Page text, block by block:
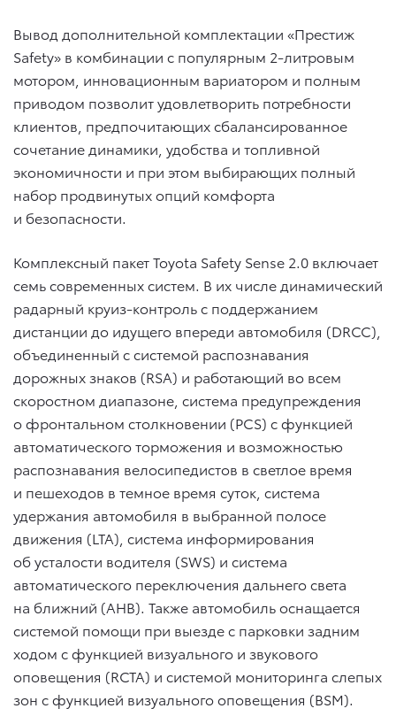
Вывод дополнительной комплектации «Престиж
Safety» в комбинации с популярным 2-литровым
мотором, инновационным вариатором и полным
приводом позволит удовлетворить потребности
клиентов, предпочитающих сбалансированное
сочетание динамики, удобства и топливной
экономичности и при этом выбирающих полный
набор продвинутых опций комфорта
и безопасности.
Комплексный пакет Toyota Safety Sense 2.0 включает
семь современных систем. В их числе динамический
радарный круиз-контроль с поддержанием
дистанции до идущего впереди автомобиля (DRCC),
объединенный с системой распознавания
дорожных знаков (RSA) и работающий во всем
скоростном диапазоне, система предупреждения
о фронтальном столкновении (PCS) с функцией
автоматического торможения и возможностью
распознавания велосипедистов в светлое время
и пешеходов в темное время суток, система
удержания автомобиля в выбранной полосе
движения (LTA), система информирования
об усталости водителя (SWS) и система
автоматического переключения дальнего света
на ближний (AHB). Также автомобиль оснащается
системой помощи при выезде с парковки задним
ходом с функцией визуального и звукового
оповещения (RCTA) и системой мониторинга слепых
зон с функцией визуального оповещения (BSM).